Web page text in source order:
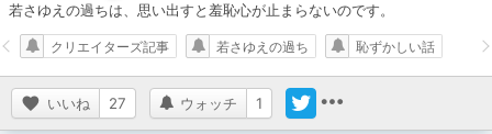
若さゆえの過ちは、思い出すと羞恥心が止まらないのです。
いいね 27 ウォッチ 1
クリエイターズ記事 若さゆえの過ち 恥ずかしい話